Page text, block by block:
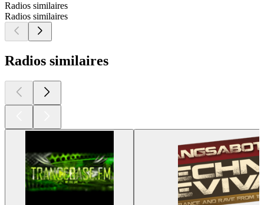
Radios similaires
Radios similaires
Radios similaires